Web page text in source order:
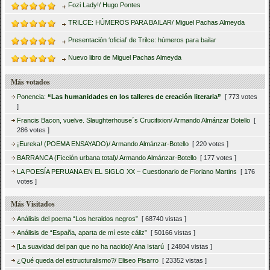
Fozi Lady!/ Hugo Pontes
TRILCE: HÚMEROS PARA BAILAR/ Miguel Pachas Almeyda
Presentación ‘oficial’ de Trilce: húmeros para bailar
Nuevo libro de Miguel Pachas Almeyda
Más votados
Ponencia:“Las humanidades en los talleres de creación literaria” [ 773 votes
]
Francis Bacon, vuelve. Slaughterhouse´s Crucifixion/ Armando Almánzar Botello [
286 votes ]
¡Eureka! (POEMA ENSAYADO)/ Armando Almánzar-Botello [ 220 votes ]
BARRANCA (Ficción urbana total)/ Armando Almánzar-Botello [ 177 votes ]
LA POESÍA PERUANA EN EL SIGLO XX – Cuestionario de Floriano Martins [ 176
votes ]
Más Visitados
Análisis del poema “Los heraldos negros” [ 68740 vistas ]
Análisis de “España, aparta de mí este cáliz” [ 50166 vistas ]
[La suavidad del pan que no ha nacido]/ Ana Istarú [ 24804 vistas ]
¿Qué queda del estructuralismo?/ Eliseo Pisarro [ 23352 vistas ]